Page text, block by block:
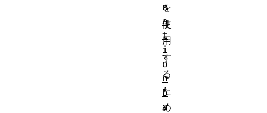
を
使
用
す
る
た
め
c
a
t
i
o
n
b
a